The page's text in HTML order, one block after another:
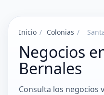
Inicio / Colonias /
Negocios
Bernales
Consulta los negocios